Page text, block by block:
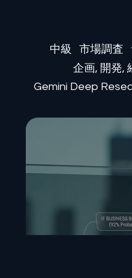
中級 市場調査
企画, 開発,
Gemini Deep